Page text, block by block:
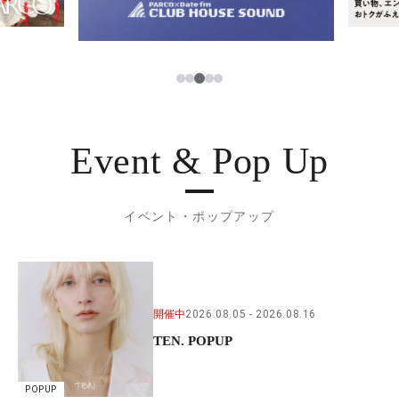
JP
1234
Event & Pop Up
イベント・ポップアップ
POPUP
開催中2026.08.05 2026.08.16
TEN. POPUP